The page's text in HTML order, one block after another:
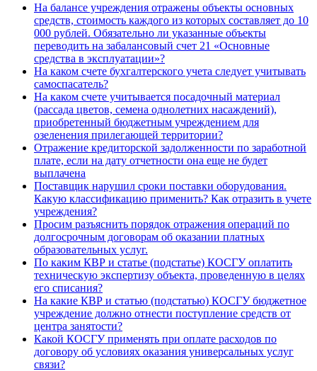
На балансе учреждения отражены объекты основных
средств, стоимость каждого из которых составляет до 10
000 рублей. Обязательно ли указанные объекты
переводить на забалансовый счет 21 «Основные
средства в эксплуатации»?
На каком счете бухгалтерского учета следует учитывать
самоспасатель?
На каком счете учитывается посадочный материал
(рассада цветов, семена однолетних насаждений),
приобретенный бюджетным учреждением для
озеленения прилегающей территории?
Отражение кредиторской задолженности по заработной
плате, если на дату отчетности она еще не будет
выплачена
Поставщик нарушил сроки поставки оборудования.
Какую классификацию применить? Как отразить в учете
учреждения?
Просим разъяснить порядок отражения операций по
долгосрочным договорам об оказании платных
образовательных услуг.
По каким КВР и статье (подстатье) КОСГУ оплатить
техническую экспертизу объекта, проведенную в целях
его списания?
На какие КВР и статью (подстатью) КОСГУ бюджетное
учреждение должно отнести поступление средств от
центра занятости?
Какой КОСГУ применять при оплате расходов по
договору об условиях оказания универсальных услуг
связи?